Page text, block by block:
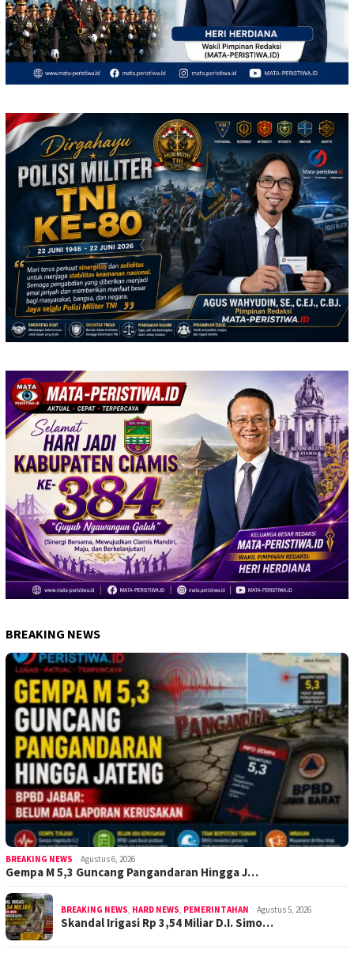
BREAKING NEWS
BREAKING NEWS Agustus 6, 2026
Gempa M 5,3 Guncang Pangandaran Hingga J…
BREAKING NEWS, HARD NEWS, PEMERINTAHAN Agustus 5, 2026
Skandal Irigasi Rp 3,54 Miliar D.I. Simo…